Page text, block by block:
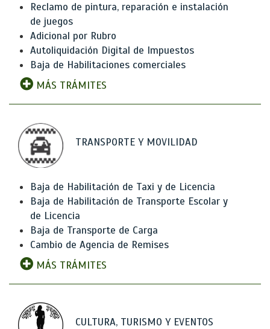
Reclamo de pintura, reparación e instalación
de juegos
Adicional por Rubro
Autoliquidación Digital de Impuestos
Baja de Habilitaciones comerciales
MÁS TRÁMITES
TRANSPORTE Y MOVILIDAD
Baja de Habilitación de Taxi y de Licencia
Baja de Habilitación de Transporte Escolar y
de Licencia
Baja de Transporte de Carga
Cambio de Agencia de Remises
MÁS TRÁMITES
CULTURA, TURISMO Y EVENTOS